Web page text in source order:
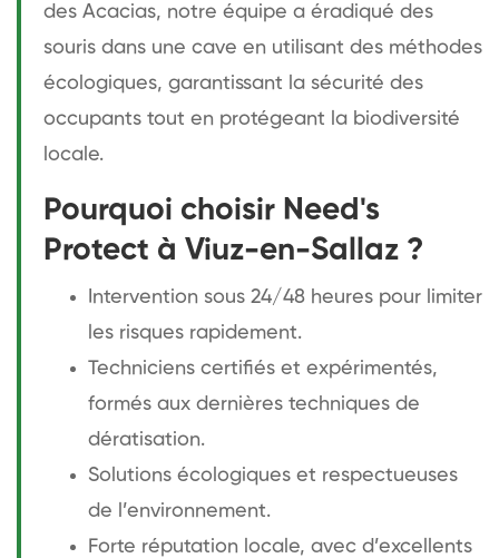
des Acacias, notre équipe a éradiqué des
souris dans une cave en utilisant des méthodes
écologiques, garantissant la sécurité des
occupants tout en protégeant la biodiversité
locale.
Pourquoi choisir Need's
Protect à Viuz-en-Sallaz ?
Intervention sous 24/48 heures pour limiter
les risques rapidement.
Techniciens certifiés et expérimentés,
formés aux dernières techniques de
dératisation.
Solutions écologiques et respectueuses
de l’environnement.
Forte réputation locale, avec d’excellents